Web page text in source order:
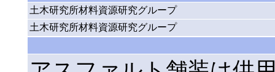
土木研究所材料資源研究グループ
土木研究所材料資源研究グループ